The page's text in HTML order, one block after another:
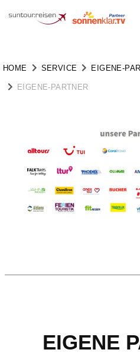
HOME SERVICE EIGENE-
EIGENE-PARTNER
EIGENE